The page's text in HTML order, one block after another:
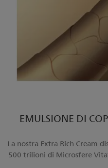
EMULSIONE DI
La nostra Extra Rich Cream
500 trilioni di Microsfere